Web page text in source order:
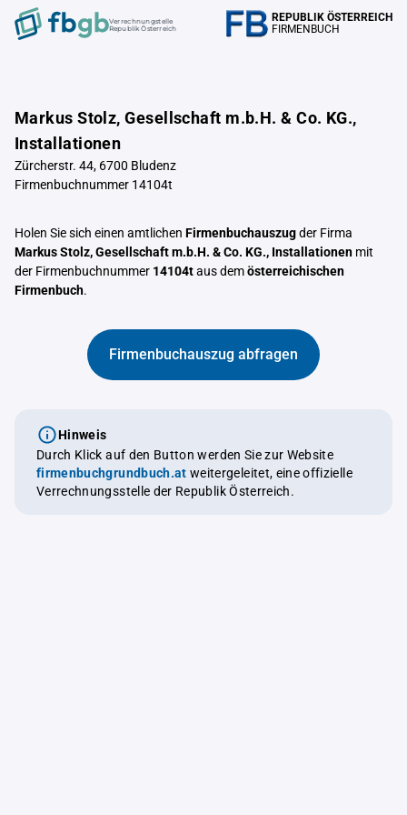
Verrechnungstelle
Republik Österreich
REPUBLIK ÖSTERREICH
FIRMENBUCH
Markus Stolz, Gesellschaft m.b.H. & Co. KG.,
Installationen
Zürcherstr. 44, 6700 Bludenz
Firmenbuchnummer 14104t
Holen Sie sich einen amtlichen Firmenbuchauszugder Firma
Markus Stolz, Gesellschaft m.b.H. & Co. KG., Installationen mit
der Firmenbuchnummer 14104taus demösterreichischen
Firmenbuch.
Firmenbuchauszug abfragen
Hinweis
Durch Klick auf den Button werden Sie zur Website
firmenbuchgrundbuch.at weitergeleitet, eine offizielle
Verrechnungsstelle der Republik Österreich.